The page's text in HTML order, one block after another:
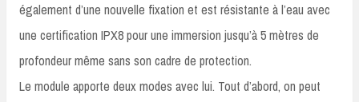
également d’une nouvelle fixation et est résistante à l’eau avec
une certification IPX8 pour une immersion jusqu’à 5 mètres de
profondeur même sans son cadre de protection.
Le module apporte deux modes avec lui. Tout d’abord, on peut